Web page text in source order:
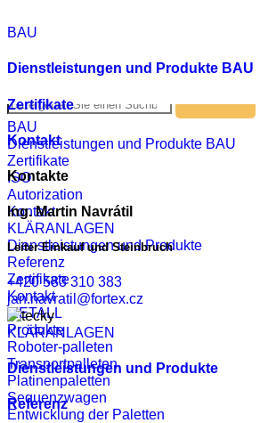
BAU
Dienstleistungen und Produkte BAU
Zertifikate
Kontakt
Kontakte
Ing. Martin Navrátil
Leiter Einkauf und Steinbruch
+420 583 310 383
jan.navratil@fortex.cz
KLÄRANLAGEN
Dienstleistungen und Produkte
Referenz
English
German
BAU
Dienstleistungen und Produkte BAU
Zertifikate
ISO
Autorization
Kontakt
KLÄRANLAGEN
Dienstleistungen und Produkte
Referenz
Zertifikate
Kontakt
METALL
Produkte
Roboter-palleten
Transportpalleten
Platinenpaletten
Sequenzwagen
Entwicklung der Paletten